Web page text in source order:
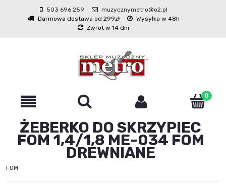
503 696 259
muzycznymetro@o2.pl
Darmowa dostawa od 299zł
Wysyłka w 48h
Zwrot w 14 dni
ŻEBERKO DO SKRZYPIEC
FOM 1,4/1,8 ME-034 FOM
DREWNIANE
FOM